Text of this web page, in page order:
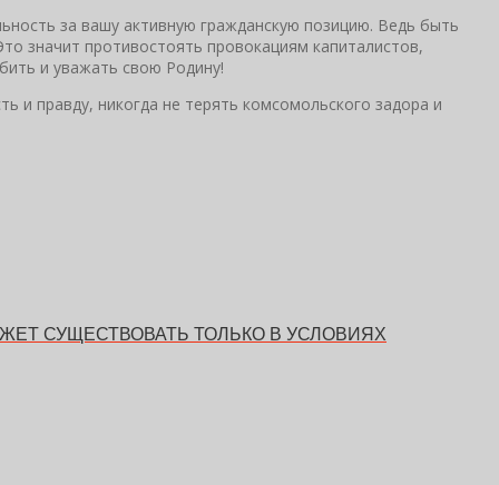
за вашу активную гражданскую позицию. Ведь быть
значит противостоять провокациям капиталистов,
и уважать свою Родину!
и правду, никогда не терять комсомольского задора и
СУЩЕСТВОВАТЬ ТОЛЬКО В УСЛОВИЯХ